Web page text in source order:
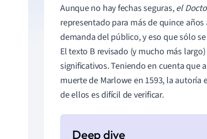
Aunque no hay fechas seguras,el
representado para más de quince
demanda del público, y eso que sólo
El texto B revisado (y mucho más
significativos. Teniendo en cuenta que
muerte de Marlowe en 1593, la autoría
de ellos es difícil de verificar.